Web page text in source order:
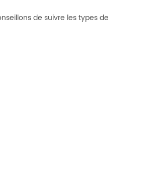
de suivre les types de